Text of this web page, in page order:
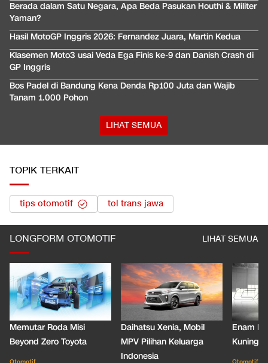
Berada dalam Satu Negara, Apa Beda Pasukan Houthi & Militer
Yaman?
Hasil MotoGP Inggris 2026: Fernandez Juara, Martin Kedua
Klasemen Moto3 usai Veda Ega Finis ke-9 dan Danish Crash di
GP Inggris
Bos Padel di Bandung Kena Denda Rp100 Juta dan Wajib
Tanam 1.000 Pohon
LIHAT SEMUA
TOPIK TERKAIT
tips otomotif tol trans jawa
LONGFORM OTOMOTIF LIHAT SEMUA
Memutar Roda Misi
Beyond Zero Toyota
Daihatsu Xenia, Mobil
MPV Pilihan Keluarga
Indonesia
Enam
Kuning